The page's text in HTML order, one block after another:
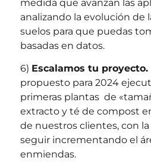
medida que avanzan las
analizando la evolución de
suelos para que puedas
basadas en datos.
6) Escalamos tu proyecto.
propuesto para 2024
primeras plantas de
extracto y té de compost
de nuestros clientes, con
seguir incrementando el
enmiendas.